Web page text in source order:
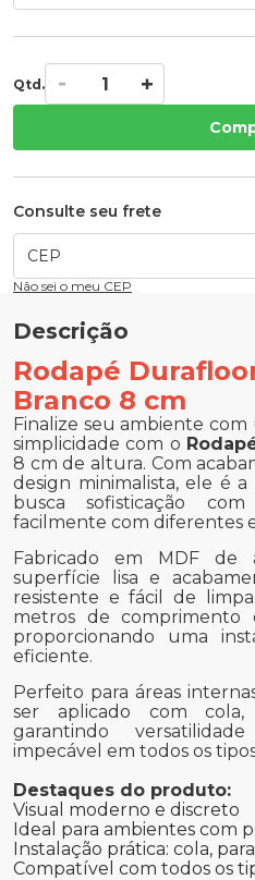
Qtd.
Consulte seu frete
Não sei o meu CEP
Descrição
Rodapé
Branco 8 cm
Finalize seu ambiente
simplicidade com o
8 cm de altura. Com
design minimalista, ele é
busca sofisticação com
facilmente com diferentes
Fabricado em MDF de
superfície lisa e
resistente e fácil de
metros de comprimento
proporcionando uma
eficiente.
Perfeito para áreas
ser aplicado com cola,
garantindo
impecável em todos os
Destaques do produto:
Visual moderno e discreto
Ideal para ambientes com
Instalação prática: cola,
Compatível com todos os